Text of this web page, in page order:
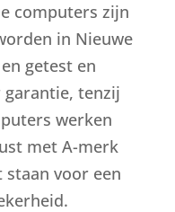
computers zijn
in Nieuwe
getest en
garantie, tenzij
werken
met A-merk
voor een